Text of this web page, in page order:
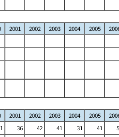
2001 2002 2003 2004 2005
2001 2002 2003 2004 2005
36 42 41 31 41